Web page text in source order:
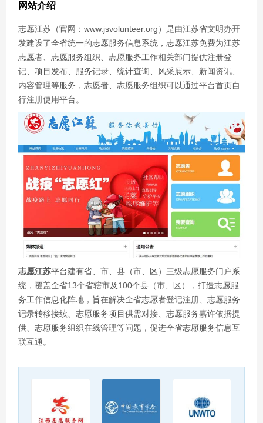
网站介绍
志愿江苏（官网：www.jsvolunteer.org）是由江苏省文明办开
发建设了全省统一的志愿服务信息系统，志愿江苏免费为江苏
志愿者、志愿服务组织、志愿服务工作相关部门提供注册登
记、项目发布、服务记录、统计查询、风采展示、新闻资讯、
内容管理等服务，志愿者、志愿服务组织可以通过平台首页自
行注册使用平台。
志愿江苏平台建有省、市、县（市、区）三级志愿服务门户系
统，覆盖全省13个省辖市及100个县（市、区），打造志愿服
务工作信息化阵地，旨在解决全省志愿者登记注册、志愿服务
记录转移接续、志愿服务项目供需对接、志愿服务嘉许依据提
供、志愿服务组织在线管理等问题，促进全省志愿服务信息互
联互通。